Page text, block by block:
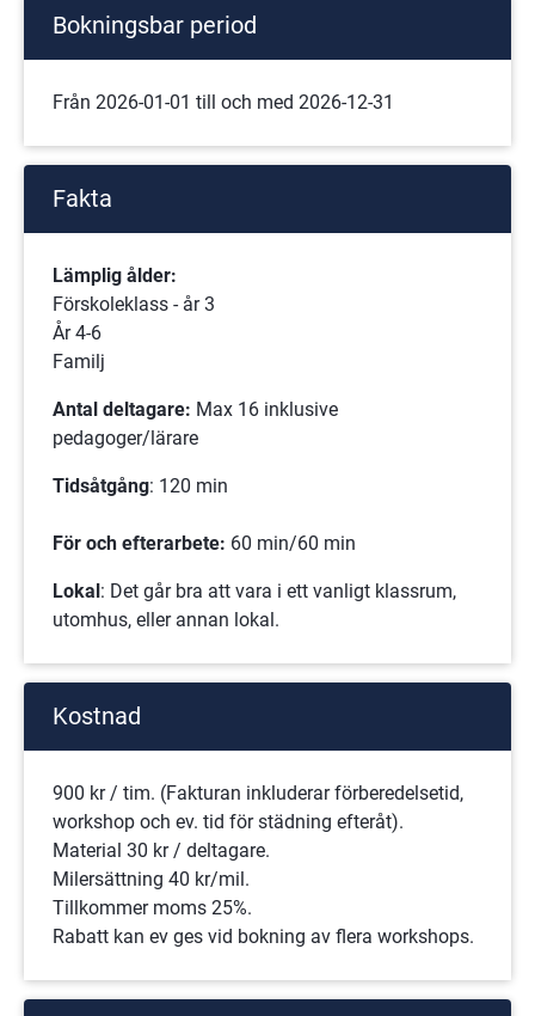
Bokningsbar period
Från 2026-01-01 till och med 2026-12-31
Fakta
Lämplig ålder:
Förskoleklass - år 3
År 4-6
Familj
Antal deltagare: Max 16 inklusive
pedagoger/lärare
Tidsåtgång: 120 min
För och efterarbete: 60 min/60 min
Lokal: Det går bra att vara i ett vanligt klassrum,
utomhus, eller annan lokal.
Kostnad
900 kr / tim. (Fakturan inkluderar förberedelsetid,
workshop och ev. tid för städning efteråt).
Material 30 kr / deltagare.
Milersättning 40 kr/mil.
Tillkommer moms 25%.
Rabatt kan ev ges vid bokning av flera workshops.